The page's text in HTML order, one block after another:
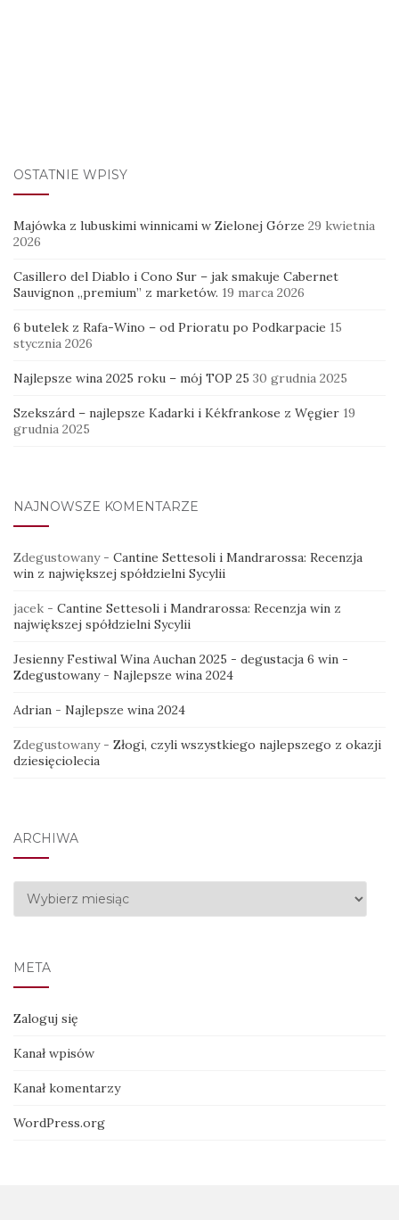
OSTATNIE WPISY
Majówka z lubuskimi winnicami w Zielonej Górze 29 kwietnia
2026
Casillero del Diablo i Cono Sur – jak smakuje Cabernet
Sauvignon „premium” z marketów. 19 marca 2026
6 butelek z Rafa-Wino – od Prioratu po Podkarpacie 15
stycznia 2026
Najlepsze wina 2025 roku – mój TOP 25 30 grudnia 2025
Szekszárd – najlepsze Kadarki i Kékfrankose z Węgier 19
grudnia 2025
NAJNOWSZE KOMENTARZE
Zdegustowany- Cantine Settesoli i Mandrarossa: Recenzja
win z największej spółdzielni Sycylii
jacek - Cantine Settesoli i Mandrarossa: Recenzja win z
największej spółdzielni Sycylii
Jesienny Festiwal Wina Auchan 2025 - degustacja 6 win -
Zdegustowany- Najlepsze wina 2024
Adrian - Najlepsze wina 2024
Zdegustowany- Złogi, czyli wszystkiego najlepszego z okazji
dziesięciolecia
ARCHIWA
Archiwa
META
Zaloguj się
Kanał wpisów
Kanał komentarzy
WordPress.org